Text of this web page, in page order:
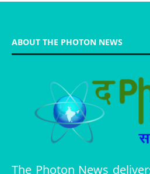
ABOUT THE PHOTON NEWS
The Photon News